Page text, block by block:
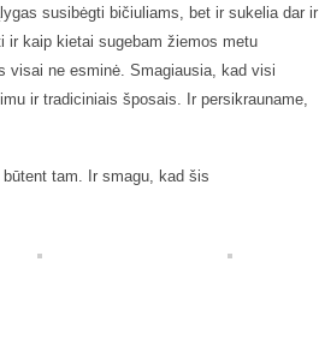
susibėgti bičiuliams, bet ir sukelia dar ir
ir kaip kietai sugebam žiemos metu
visai ne esminė. Smagiausia, kad visi
ir tradiciniais šposais. Ir persikrauname,
tam. Ir smagu, kad šis